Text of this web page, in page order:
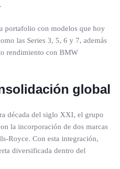
portafolio con modelos que hoy
las Series 3, 5, 6 y 7, además
rendimiento con BMW
global
década del siglo XXI, el grupo
la incorporación de dos marcas
Royce. Con esta integración,
diversificada dentro del